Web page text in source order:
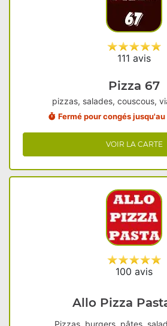
111 avis
Pizza 67
pizzas, salades, couscous,
Fermé pour congés
VOIR LA CARTE
100 avis
Allo Pizza
Pizzas, burgers, pâtes,